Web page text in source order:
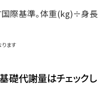
際基準。体重(kg)÷身長
ます
礎代謝量はチェックし